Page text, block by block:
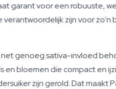
garant voor een robuuste,
zijn voor
genoeg sativa-invloed
en bloemen die compact en
zijn gerold. Dat maakt